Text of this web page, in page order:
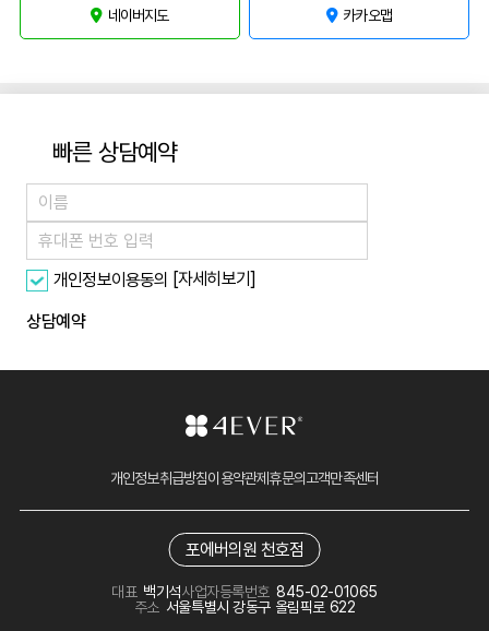
네이버지도 카카오맵
빠른 상담예약
개인정보이용동의 [자세히보기]
상담예약
개인정보취급방침이용약관제휴문의고객만족센터
포에버의원 천호점
대표 백기석사업자등록번호 845-02-01065
주소 서울특별시 강동구 올림픽로 622